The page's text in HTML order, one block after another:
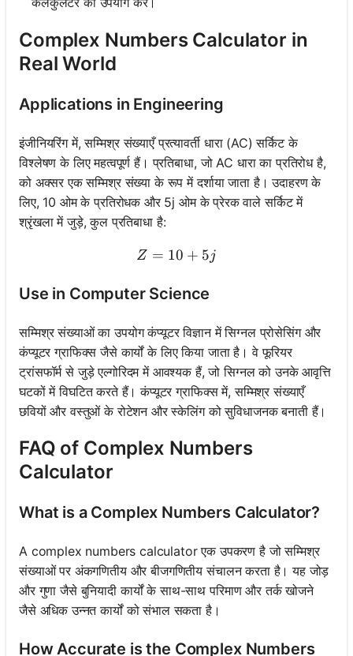
Complex Numbers Calculator in
Real World
Applications in Engineering
इंजीनियरिंग में, सम्मिश्र संख्याएँ प्रत्यावर्ती धारा (AC) सर्किट के
विश्लेषण के लिए महत्वपूर्ण हैं। प्रतिबाधा, जो AC धारा का प्रतिरोध है,
को अक्सर एक सम्मिश्र संख्या के रूप में दर्शाया जाता है। उदाहरण के
लिए, 10 ओम के प्रतिरोधक और 5j ओम के प्रेरक वाले सर्किट में
श्रृंखला में जुड़े, कुल प्रतिबाधा है:
Z = 10 + 5j
Z = 10 + 5j
Use in Computer Science
सम्मिश्र संख्याओं का उपयोग कंप्यूटर विज्ञान में सिग्नल प्रोसेसिंग और
कंप्यूटर ग्राफिक्स जैसे कार्यों के लिए किया जाता है। वे फूरियर
ट्रांसफॉर्म से जुड़े एल्गोरिदम में आवश्यक हैं, जो सिग्नल को उनके आवृत्ति
घटकों में विघटित करते हैं। कंप्यूटर ग्राफिक्स में, सम्मिश्र संख्याएँ
छवियों और वस्तुओं के रोटेशन और स्केलिंग को सुविधाजनक बनाती हैं।
FAQ of Complex Numbers
Calculator
What is a Complex Numbers Calculator?
A complex numbers calculator एक उपकरण है जो सम्मिश्र
संख्याओं पर अंकगणितीय और बीजगणितीय संचालन करता है। यह जोड़
और गुणा जैसे बुनियादी कार्यों के साथ-साथ परिमाण और तर्क खोजने
जैसे अधिक उन्नत कार्यों को संभाल सकता है।
How Accurate is the Complex Numbers